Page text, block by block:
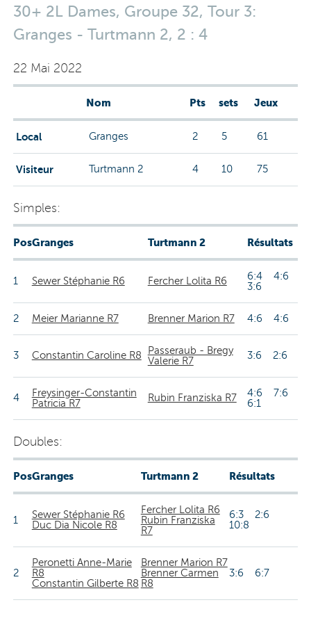
30+ 2L Dames, Groupe 32, Tour 3:
Granges - Turtmann 2, 2 : 4
22 Mai 2022
Nom Pts sets Jeux
Local Granges 2 5 61
Visiteur Turtmann 2 4 10 75
Simples:
PosGranges Turtmann 2 Résultats
1 Sewer Stéphanie R6 Fercher Lolita R6
6:4 4:6
3:6
2 Meier Marianne R7 Brenner Marion R7 4:6 4:6
3 Constantin Caroline R8
Passeraub - Bregy
Valerie R7
3:6 2:6
4
Freysinger-Constantin
Patricia R7
Rubin Franziska R7
4:6 7:6
6:1
Doubles:
PosGranges Turtmann 2 Résultats
1
Sewer Stéphanie R6
Duc Dia Nicole R8
Fercher Lolita R6
Rubin Franziska
R7
6:3 2:6
10:8
2
Peronetti Anne-Marie
R8
Constantin Gilberte R8
Brenner Marion R7
Brenner Carmen
R8
3:6 6:7